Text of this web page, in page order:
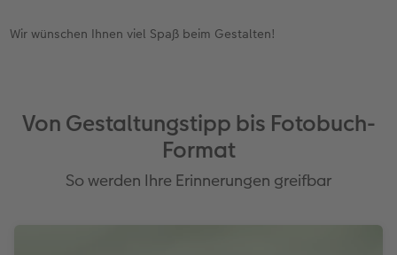
Wir wünschen Ihnen viel Spaß beim Gestalten!
Von Gestaltungstipp bis Fotobuch-
Format
So werden Ihre Erinnerungen greifbar